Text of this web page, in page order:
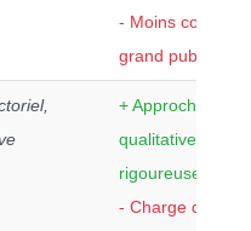
- Moins connu du
grand public
+ Approche
qualitative et
rigoureuse
- Charge de